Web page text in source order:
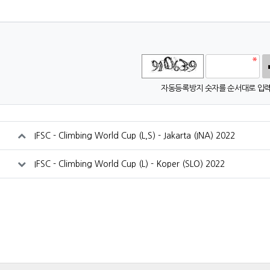
자동등록방지 숫자를 순서대로 입
IFSC - Climbing World Cup (L,S) - Jakarta (INA) 2022
IFSC - Climbing World Cup (L) - Koper (SLO) 2022